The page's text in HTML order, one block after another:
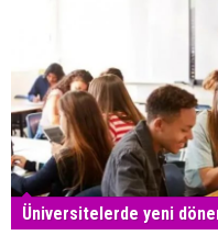
Üniversitelerde yeni